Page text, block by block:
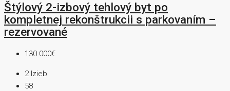
Štýlový 2-izbový tehlový byt po
kompletnej rekonštrukcii s parkovaním –
rezervované
130 000€
2 Izieb
58